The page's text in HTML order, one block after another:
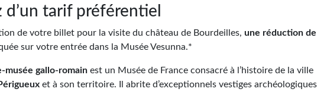
d’un tarif préférentiel
de votre billet pour la visite du château de Bourdeilles, une réduction de
sur votre entrée dans la Musée Vesunna.*
musée gallo-romainest un Musée de France consacré à l’histoire de la ville
et à son territoire. Il abrite d’exceptionnels vestiges archéologiques